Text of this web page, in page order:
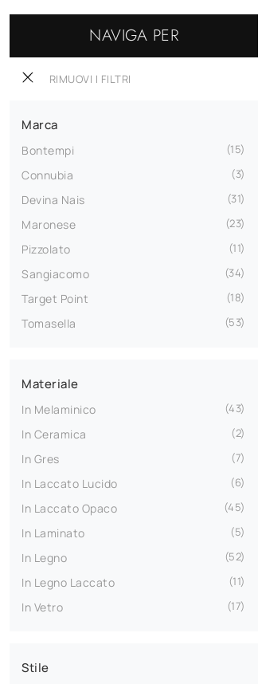
NAVIGA PER
RIMUOVI I FILTRI
Marca
Bontempi 15
Connubia 3
Devina Nais 31
Maronese 23
Pizzolato 11
Sangiacomo 34
Target Point 18
Tomasella 53
Materiale
In Melaminico 43
In Ceramica 2
In Gres 7
In Laccato Lucido 6
In Laccato Opaco 45
In Laminato 5
In Legno 52
In Legno Laccato 11
In Vetro 17
Stile